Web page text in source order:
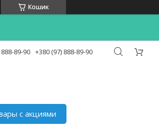
Кошик
89-90 +380 (97) 888-89-90
с акциями